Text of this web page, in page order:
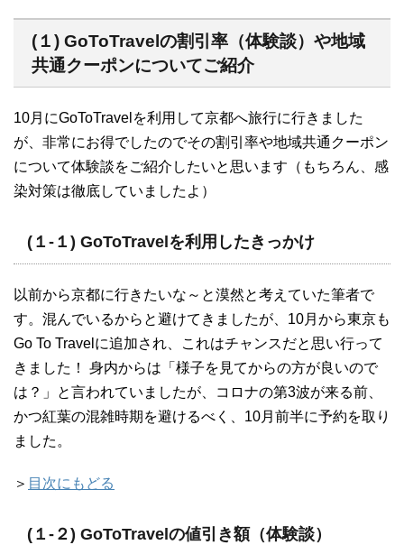
(１) GoToTravelの割引率（体験談）や地域
共通クーポンについてご紹介
10月にGoToTravelを利用して京都へ旅行に行きました
が、非常にお得でしたのでその割引率や地域共通クーポン
について体験談をご紹介したいと思います（もちろん、感
染対策は徹底していましたよ）
(１-１) GoToTravelを利用したきっかけ
以前から京都に行きたいな～と漠然と考えていた筆者で
す。混んでいるからと避けてきましたが、10月から東京も
Go To Travelに追加され、これはチャンスだと思い行って
きました！ 身内からは「様子を見てからの方が良いので
は？」と言われていましたが、コロナの第3波が来る前、
かつ紅葉の混雑時期を避けるべく、10月前半に予約を取り
ました。
＞ 目次にもどる
(１-２) GoToTravelの値引き額（体験談）